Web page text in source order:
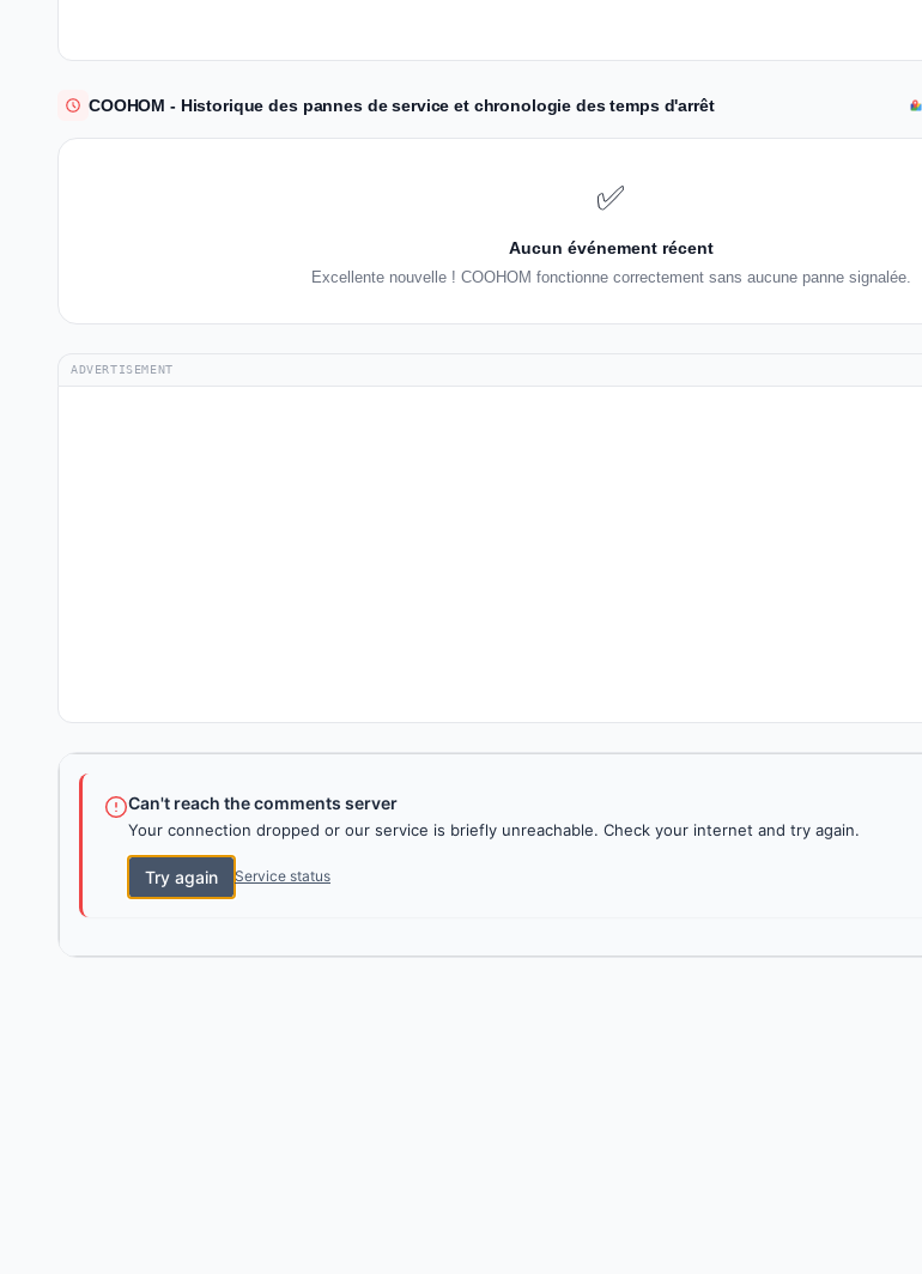
COOHOM - Historique des pannes de service et chronologie des temps d'arrêt
✅
Aucun événement récent
Excellente nouvelle ! COOHOM fonctionne correctement sans aucune panne signalée.
ADVERTISEMENT
Can't reach the comments server
Your connection dropped or our service is briefly unreachable. Check your internet and try again.
Try again Service status